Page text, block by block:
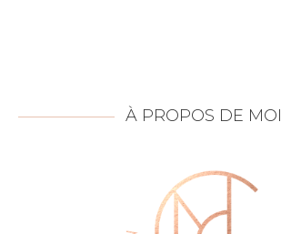
À PROPOS DE MOI